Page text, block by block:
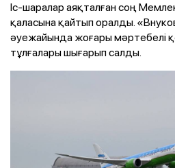
Іс-шаралар аяқталған соң
қаласына қайтып оралды.
әуежайында жоғары мәртебелі
тұлғалары шығарып салды.